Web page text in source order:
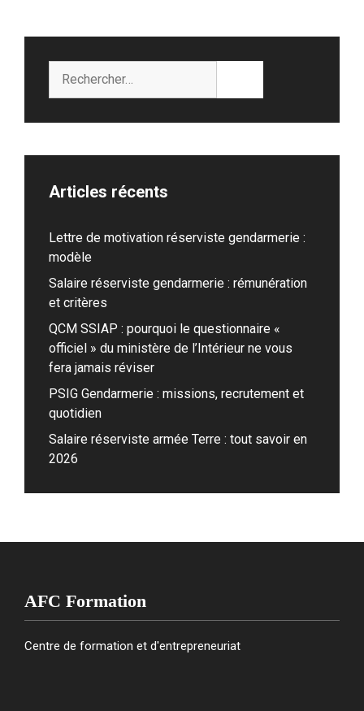
Articles récents
Lettre de motivation réserviste gendarmerie :
modèle
Salaire réserviste gendarmerie : rémunération
et critères
QCM SSIAP : pourquoi le questionnaire «
officiel » du ministère de l’Intérieur ne vous
fera jamais réviser
PSIG Gendarmerie : missions, recrutement et
quotidien
Salaire réserviste armée Terre : tout savoir en
2026
AFC Formation
Centre de formation et d'entrepreneuriat